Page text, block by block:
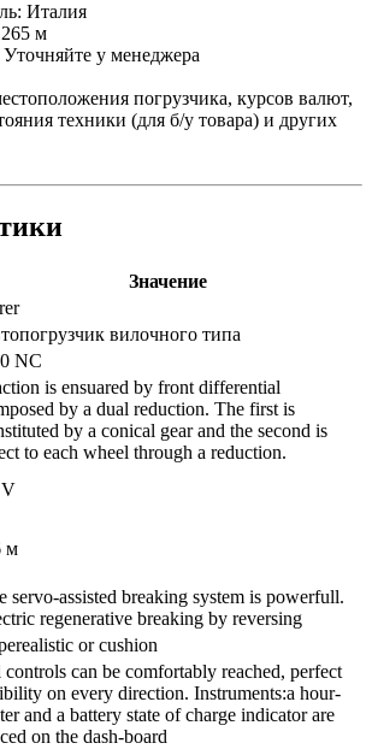
Италия
м
Уточняйте у менеджера
погрузчика, курсов валют,
техники (для б/у товара) и других
Значение
вилочного типа
NC
is ensuared by front differential
by a dual reduction. The first is
by a conical gear and the second is
to each wheel through a reduction.
м
servo-assisted breaking system is powerfull.
regenerative breaking by reversing
or cushion
can be comfortably reached, perfect
on every direction. Instruments:a hour-
and a battery state of charge indicator are
on the dash-board